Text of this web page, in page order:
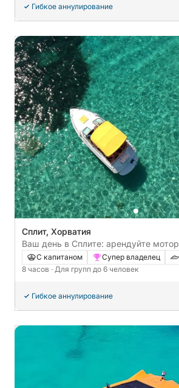
Гибкое аннулирование
Сплит, Хорватия
Ваш день в Сплите: арендуйте
часов для увлекательного
С капитаном Супер владелец
8 часов · Для групп до 6 человек
Гибкое аннулирование